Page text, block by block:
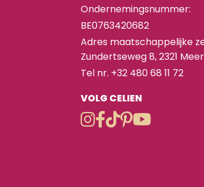
Ondernemingsnummer:
BE0763420682
Adres maatschappelijke
Zundertseweg 8, 2321 Meer
Tel nr. +32 480 68 11 72
VOLG CELIEN